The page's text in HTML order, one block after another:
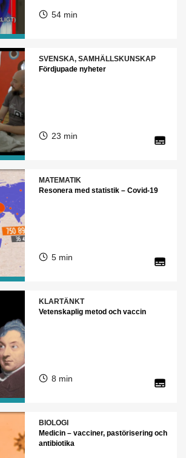
54 min
SVENSKA, SAMHÄLLSKUNSKAP
Fördjupade nyheter
23 min
MATEMATIK
Resonera med statistik – Covid-19
5 min
KLARTÄNKT
Vetenskaplig metod och vaccin
8 min
BIOLOGI
Medicin – vacciner, pastörisering och
antibiotika